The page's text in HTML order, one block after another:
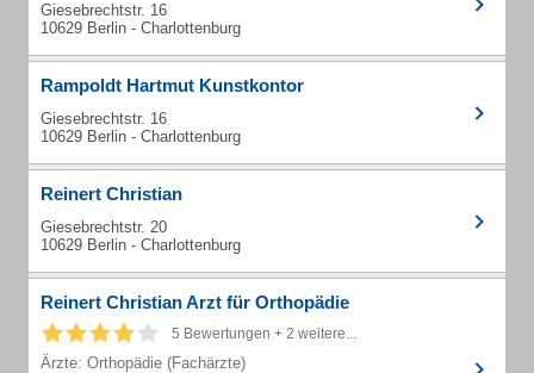
Giesebrechtstr. 16
10629 Berlin - Charlottenburg
Rampoldt Hartmut Kunstkontor
Giesebrechtstr. 16
10629 Berlin - Charlottenburg
Reinert Christian
Giesebrechtstr. 20
10629 Berlin - Charlottenburg
Reinert Christian Arzt für Orthopädie
5 Bewertungen + 2 weitere...
Ärzte: Orthopädie (Fachärzte)